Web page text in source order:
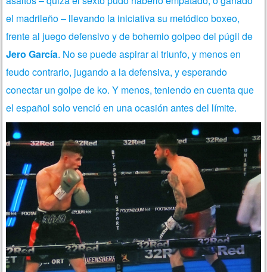
el madrileño – llevando la iniciativa su metódico boxeo,
frente al juego defensivo y de bohemio golpeo del púgil de
Jero García. No se puede aspirar al triunfo, y menos en
feudo contrario, jugando a la defensiva, y esperando
conectar un golpe de ko. Y menos, teniendo en cuenta que
el español solo venció en una ocasión antes del límite.